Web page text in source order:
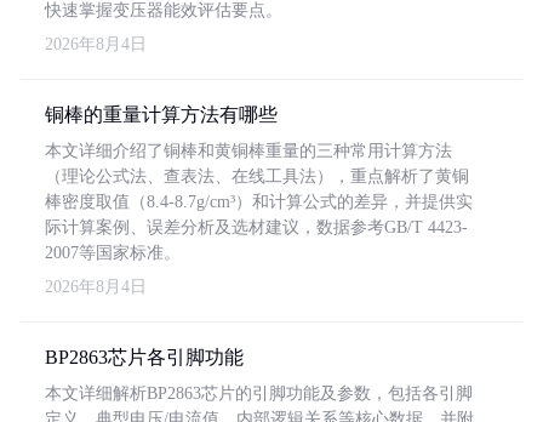
快速掌握变压器能效评估要点。
2026年8月4日
铜棒的重量计算方法有哪些
本文详细介绍了铜棒和黄铜棒重量的三种常用计算方法
（理论公式法、查表法、在线工具法），重点解析了黄铜
棒密度取值（8.4-8.7g/cm³）和计算公式的差异，并提供实
际计算案例、误差分析及选材建议，数据参考GB/T 4423-
2007等国家标准。
2026年8月4日
BP2863芯片各引脚功能
本文详细解析BP2863芯片的引脚功能及参数，包括各引脚